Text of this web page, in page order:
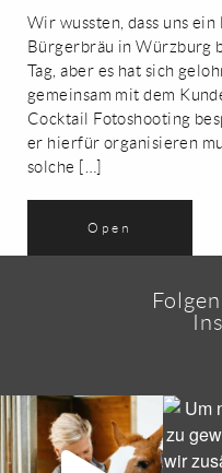
Wir wussten, dass uns
Bürgerbräu in Würzburg
Tag, aber es hat sich
gemeinsam mit dem
Cocktail Fotoshooting
er hierfür organisieren
solche […]
Open